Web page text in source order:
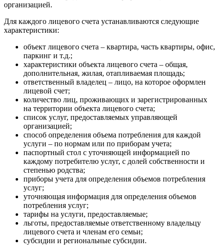
организацией.
Для каждого лицевого счета устанавливаются следующие
характеристики:
объект лицевого счета – квартира, часть квартиры, офис,
паркинг и т.д.;
характеристики объекта лицевого счета – общая,
дополнительная, жилая, отапливаемая площадь;
ответственный владелец – лицо, на которое оформлен
лицевой счет;
количество лиц, проживающих и зарегистрированных
на территории объекта лицевого счета;
список услуг, предоставляемых управляющей
организацией;
способ определения объема потребления для каждой
услуги – по нормам или по приборам учета;
паспортный стол с уточняющей информацией по
каждому потребителю услуг, с долей собственности и
степенью родства;
приборы учета для определения объемов потребления
услуг;
уточняющая информация для определения объемов
потребления услуг;
тарифы на услуги, предоставляемые;
льготы, предоставляемые ответственному владельцу
лицевого счета и членам его семьи;
субсидии и региональные субсидии.